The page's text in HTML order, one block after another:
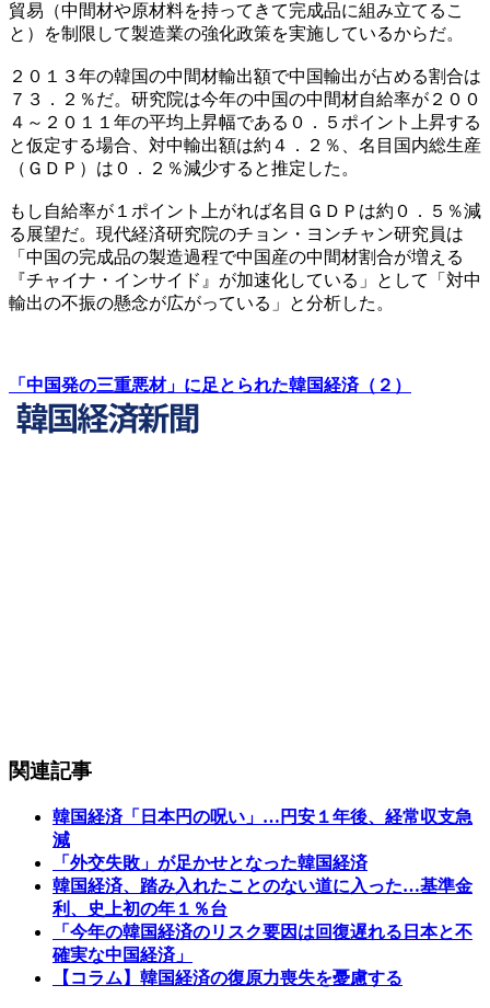
貿易（中間材や原材料を持ってきて完成品に組み立てるこ
と）を制限して製造業の強化政策を実施しているからだ。
２０１３年の韓国の中間材輸出額で中国輸出が占める割合は
７３．２％だ。研究院は今年の中国の中間材自給率が２００
４～２０１１年の平均上昇幅である０．５ポイント上昇する
と仮定する場合、対中輸出額は約４．２％、名目国内総生産
（ＧＤＰ）は０．２％減少すると推定した。
もし自給率が１ポイント上がれば名目ＧＤＰは約０．５％減
る展望だ。現代経済研究院のチョン・ヨンチャン研究員は
「中国の完成品の製造過程で中国産の中間材割合が増える
『チャイナ・インサイド』が加速化している」として「対中
輸出の不振の懸念が広がっている」と分析した。
「中国発の三重悪材」に足とられた韓国経済（２）
関連記事
韓国経済「日本円の呪い」…円安１年後、経常収支急
減
「外交失敗」が足かせとなった韓国経済
韓国経済、踏み入れたことのない道に入った…基準金
利、史上初の年１％台
「今年の韓国経済のリスク要因は回復遅れる日本と不
確実な中国経済」
【コラム】韓国経済の復原力喪失を憂慮する